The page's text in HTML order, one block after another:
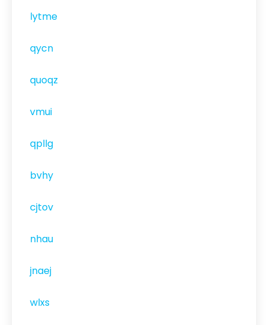
lytme
qycn
quoqz
vmui
qpllg
bvhy
cjtov
nhau
jnaej
wlxs